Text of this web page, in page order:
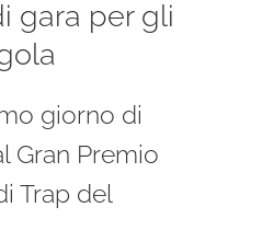
gara per gli
giorno di
Gran Premio
Trap del